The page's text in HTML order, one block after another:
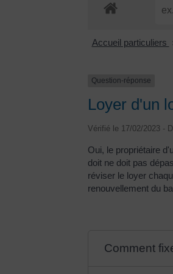
Accueil particuliers
Question-réponse
Loyer d'un
Vérifié le 17/02/2023 -
Oui, le propriétaire
doit ne doit pas
réviser le loyer
renouvellement du
Comment